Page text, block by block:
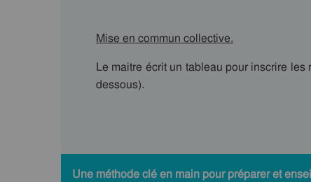
Mise en commun collective.
Le maitre écrit un tableau pour inscrire
dessous).
Une méthode clé en main pour préparer et